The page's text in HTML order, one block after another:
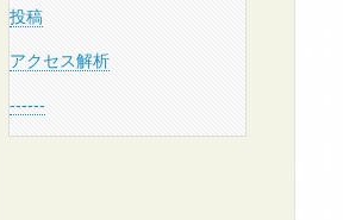
投稿
アクセス解析
------